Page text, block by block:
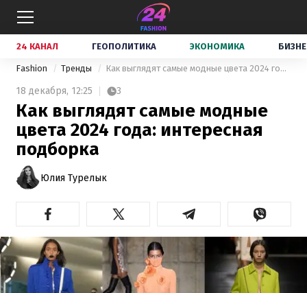
24 КАНАЛ ГЕОПОЛИТИКА ЭКОНОМИКА
Fashion Тренды Как выглядят самые модные цвета 2024 года: интересная подборка
18 декабря, 12:25 3
Как выглядят самые модные
цвета 2024 года: интересная
подборка
Юлия Турелык